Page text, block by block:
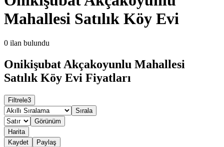
Mahallesi Satılık Köy Evi
0 ilan bulundu
Onikişubat Akçakoyunlu Mahallesi
Satılık Köy Evi Fiyatları
Filtrele3
Sırala
Görünüm
Harita
Kaydet
Paylaş